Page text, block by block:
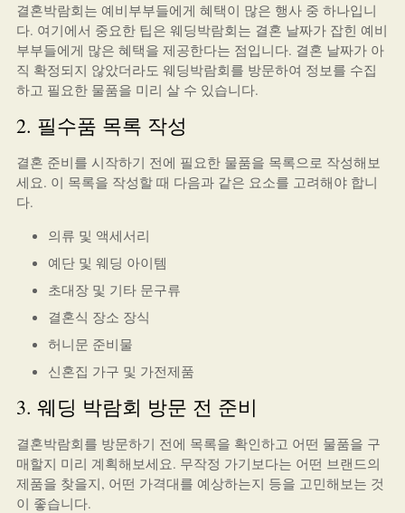
결혼박람회는 예비부부들에게 혜택이 많은 행사 중 하나입니
다. 여기에서 중요한 팁은 웨딩박람회는 결혼 날짜가 잡힌 예비
부부들에게 많은 혜택을 제공한다는 점입니다. 결혼 날짜가 아
직 확정되지 않았더라도 웨딩박람회를 방문하여 정보를 수집
하고 필요한 물품을 미리 살 수 있습니다.
2. 필수품 목록 작성
결혼 준비를 시작하기 전에 필요한 물품을 목록으로 작성해보
세요. 이 목록을 작성할 때 다음과 같은 요소를 고려해야 합니
다.
의류 및 액세서리
예단 및 웨딩 아이템
초대장 및 기타 문구류
결혼식 장소 장식
허니문 준비물
신혼집 가구 및 가전제품
3. 웨딩 박람회 방문 전 준비
결혼박람회를 방문하기 전에 목록을 확인하고 어떤 물품을 구
매할지 미리 계획해보세요. 무작정 가기보다는 어떤 브랜드의
제품을 찾을지, 어떤 가격대를 예상하는지 등을 고민해보는 것
이 좋습니다.